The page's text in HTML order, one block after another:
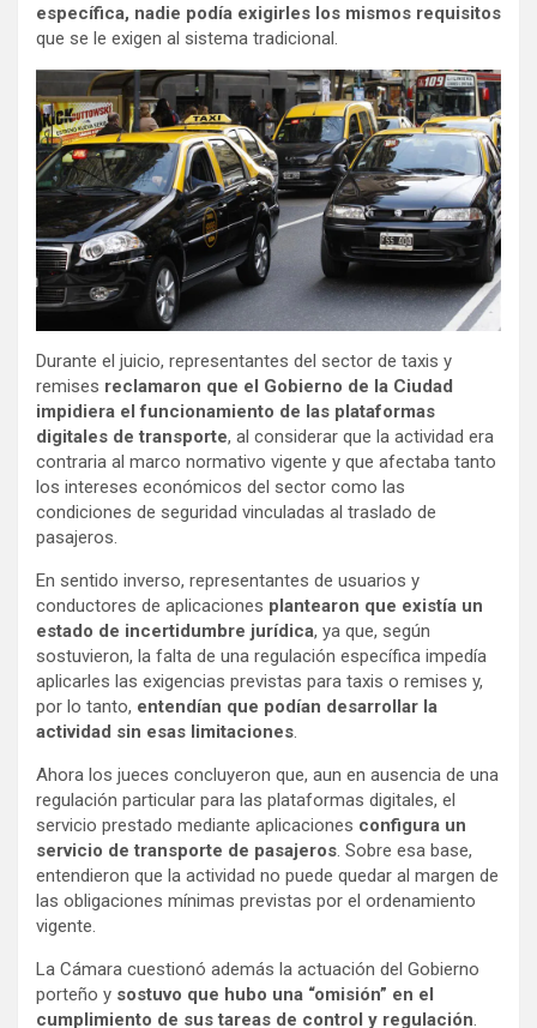
específica, nadie podía exigirles los mismos requisitos
que se le exigen al sistema tradicional.
Durante el juicio, representantes del sector de taxis y
remises reclamaron que el Gobierno de la Ciudad
impidiera el funcionamiento de las plataformas
digitales de transporte, al considerar que la actividad era
contraria al marco normativo vigente y que afectaba tanto
los intereses económicos del sector como las
condiciones de seguridad vinculadas al traslado de
pasajeros.
En sentido inverso, representantes de usuarios y
conductores de aplicaciones plantearon que existía un
estado de incertidumbre jurídica, ya que, según
sostuvieron, la falta de una regulación específica impedía
aplicarles las exigencias previstas para taxis o remises y,
por lo tanto, entendían que podían desarrollar la
actividad sin esas limitaciones.
Ahora los jueces concluyeron que, aun en ausencia de una
regulación particular para las plataformas digitales, el
servicio prestado mediante aplicaciones configura un
servicio de transporte de pasajeros. Sobre esa base,
entendieron que la actividad no puede quedar al margen de
las obligaciones mínimas previstas por el ordenamiento
vigente.
La Cámara cuestionó además la actuación del Gobierno
porteño y sostuvo que hubo una “omisión” en el
cumplimiento de sus tareas de control y regulación.